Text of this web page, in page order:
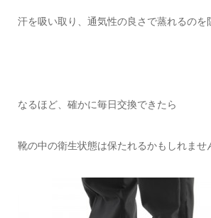
汗を吸い取り、通気性の良さで蒸れるのを
なるほど、確かに毎日交換できたら
靴の中の衛生状態は保たれるかもしれませ